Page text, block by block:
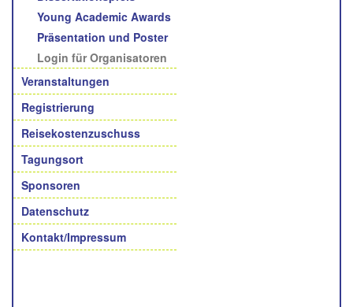
Young Academic Awards
Präsentation und Poster
Login für Organisatoren
Veranstaltungen
Registrierung
Reisekostenzuschuss
Tagungsort
Sponsoren
Datenschutz
Kontakt/Impressum